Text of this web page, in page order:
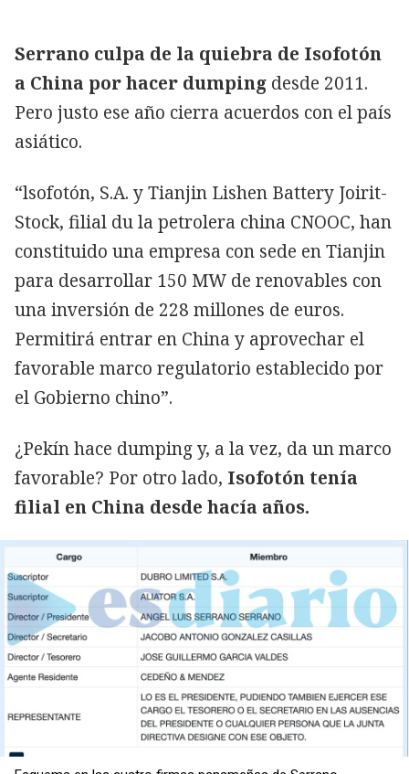
Serrano culpa de la quiebra de Isofotón
a China por hacer dumping desde 2011.
Pero justo ese año cierra acuerdos con el país
asiático.
“lsofotón, S.A. y Tianjin Lishen Battery Joirit-
Stock, filial du la petrolera china CNOOC, han
constituido una empresa con sede en Tianjin
para desarrollar 150 MW de renovables con
una inversión de 228 millones de euros.
Permitirá entrar en China y aprovechar el
favorable marco regulatorio establecido por
el Gobierno chino”.
¿Pekín hace dumping y, a la vez, da un marco
favorable? Por otro lado, Isofotón tenía
filial en China desde hacía años.